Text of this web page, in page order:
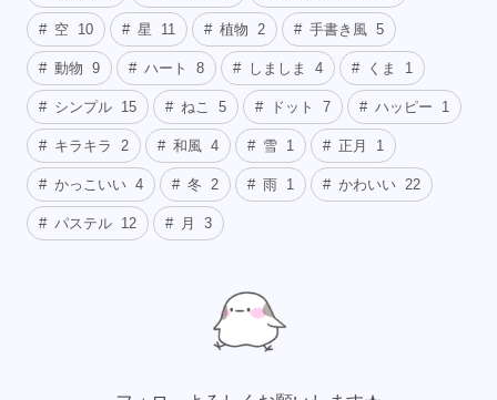
空 10 星 11 植物 2 手書き風 5
動物 9 ハート 8 しましま 4 くま 1
シンプル 15 ねこ 5 ドット 7 ハッピー 1
キラキラ 2 和風 4 雪 1 正月 1
かっこいい 4 冬 2 雨 1 かわいい 22
パステル 12 月 3